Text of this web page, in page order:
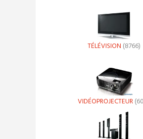
TÉLÉVISION (8766)
VIDÉOPROJECTEUR